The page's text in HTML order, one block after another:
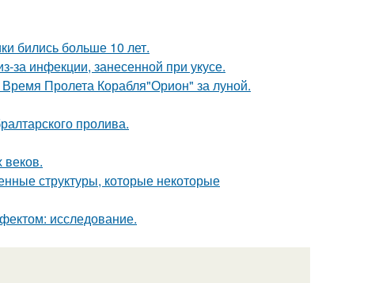
бились больше 10 лет.
за инфекции, занесенной при укусе.
Пролета Корабля"Орион" за луной.
пролива.
структуры, которые некоторые
исследование.